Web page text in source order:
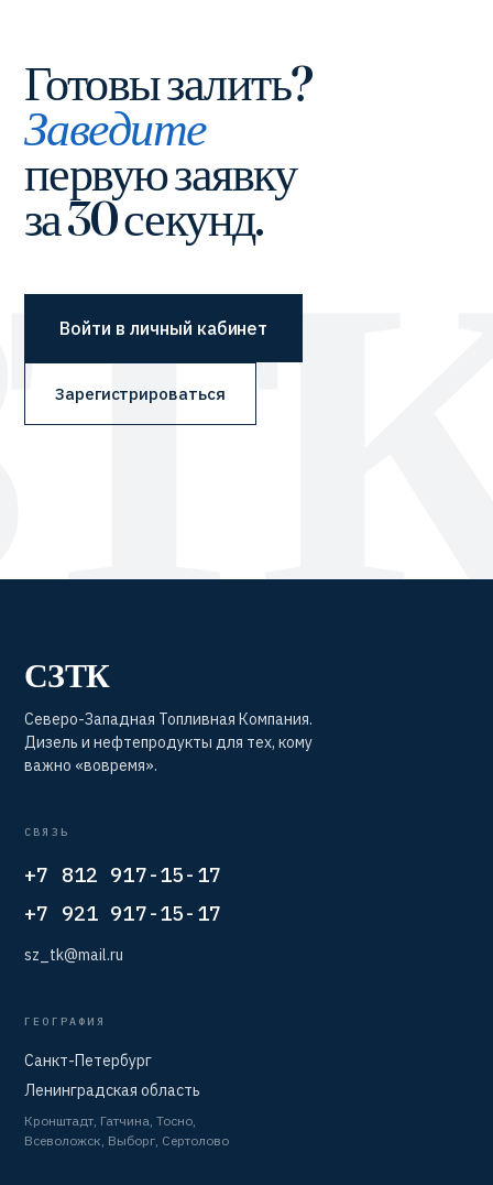
Готовы залить?
Заведите
первую заявку
за 30 секунд.
Войти в личный кабинет
Зарегистрироваться
СЗТК
Северо-Западная Топливная Компания.
Дизель и нефтепродукты для тех, кому
важно «вовремя».
СВЯЗЬ
+7 812 917-15-17
+7 921 917-15-17
sz_tk@mail.ru
ГЕОГРАФИЯ
Санкт-Петербург
Ленинградская область
Кронштадт, Гатчина, Тосно,
Всеволожск, Выборг, Сертолово